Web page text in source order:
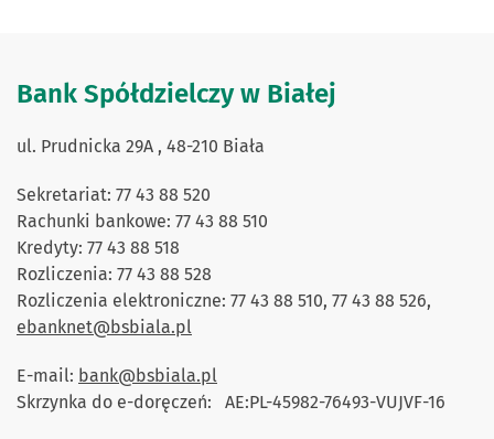
Bank Spółdzielczy w Białej
ul. Prudnicka 29A , 48-210 Biała
Sekretariat: 77 43 88 520
Rachunki bankowe: 77 43 88 510
Kredyty: 77 43 88 518
Rozliczenia: 77 43 88 528
Rozliczenia elektroniczne: 77 43 88 510, 77 43 88 526,
ebanknet@bsbiala.pl
E-mail: bank@bsbiala.pl
Skrzynka do e-doręczeń: AE:PL-45982-76493-VUJVF-16